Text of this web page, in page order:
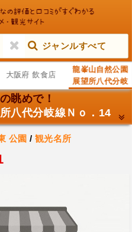
ジャンルすべて
大阪府 飲食店
龍峯山自然公園
展望所八代分岐
線Ｎｏ．14
眺めで！
八代分岐線Ｎｏ．14
公園 / 観光名所